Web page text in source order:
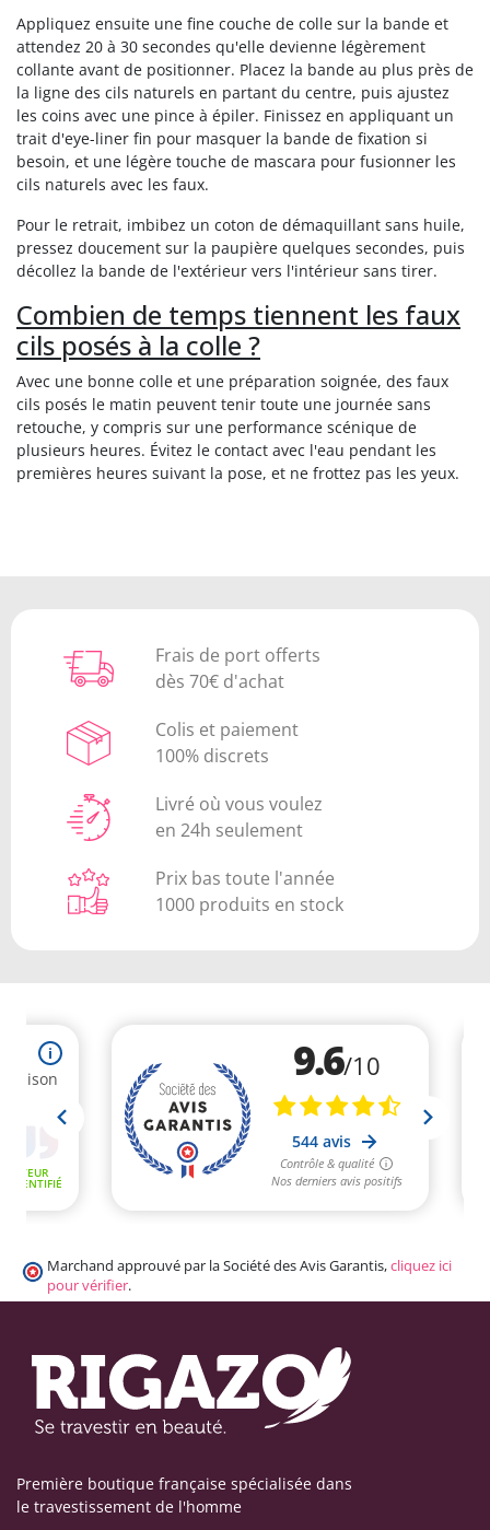
Appliquez ensuite une fine couche de colle sur la bande et
attendez 20 à 30 secondes qu'elle devienne légèrement
collante avant de positionner. Placez la bande au plus près de
la ligne des cils naturels en partant du centre, puis ajustez
les coins avec une pince à épiler. Finissez en appliquant un
trait d'eye-liner fin pour masquer la bande de fixation si
besoin, et une légère touche de mascara pour fusionner les
cils naturels avec les faux.
Pour le retrait, imbibez un coton de démaquillant sans huile,
pressez doucement sur la paupière quelques secondes, puis
décollez la bande de l'extérieur vers l'intérieur sans tirer.
Combien de temps tiennent les faux
cils posés à la colle ?
Avec une bonne colle et une préparation soignée, des faux
cils posés le matin peuvent tenir toute une journée sans
retouche, y compris sur une performance scénique de
plusieurs heures. Évitez le contact avec l'eau pendant les
premières heures suivant la pose, et ne frottez pas les yeux.
Frais de port offerts
dès 70€ d'achat
Colis et paiement
100% discrets
Livré où vous voulez
en 24h seulement
Prix bas toute l'année
1000 produits en stock
Marchand approuvé par la Société des Avis Garantis,cliquez ici
pour vérifier.
Première boutique française spécialisée dans
le travestissement de l'homme